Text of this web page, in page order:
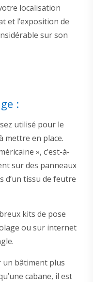
localisation
et l’exposition de
sur son
:
utilisé pour le
mettre en place.
», c’est-à-
sur des panneaux
d’un tissu de feutre
kits de pose
ou sur internet
un bâtiment plus
cabane, il est